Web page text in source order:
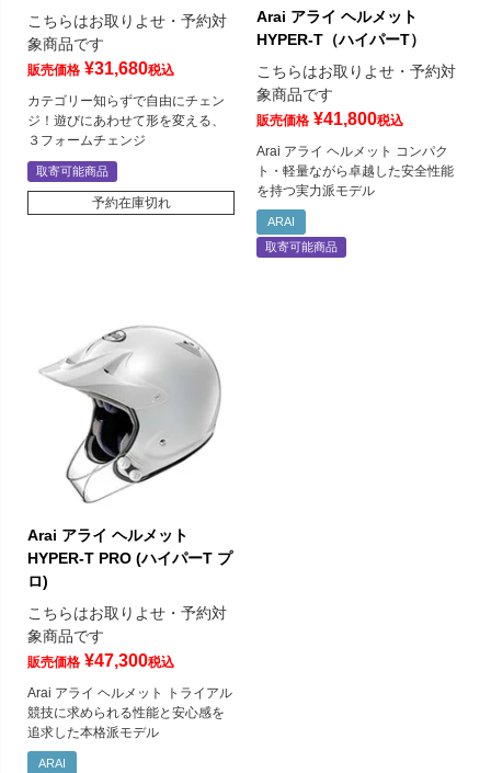
こちらはお取りよせ・予約対
象商品です
販売価格 ¥31,680税込
カテゴリー知らずで自由にチェン
ジ！遊びにあわせて形を変える、
３フォームチェンジ
取寄可能商品
予約在庫切れ
Arai アライ ヘルメット
HYPER-T（ハイパーT）
こちらはお取りよせ・予約対
象商品です
販売価格 ¥41,800税込
Arai アライ ヘルメット コンパク
ト・軽量ながら卓越した安全性能
を持つ実力派モデル
ARAI
取寄可能商品
Arai アライ ヘルメット
HYPER-T PRO (ハイパーT プ
ロ)
こちらはお取りよせ・予約対
象商品です
販売価格 ¥47,300税込
Arai アライ ヘルメット トライアル
競技に求められる性能と安心感を
追求した本格派モデル
ARAI